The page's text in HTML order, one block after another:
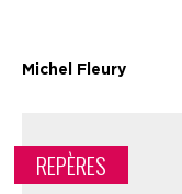
Michel Fleury
REPÈRES